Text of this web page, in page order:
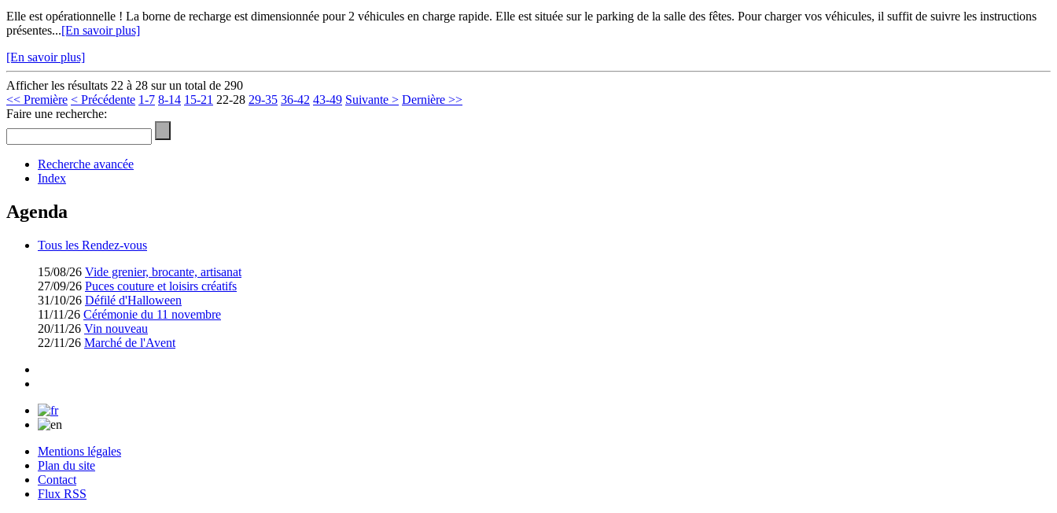
Elle est opérationnelle ! La borne de recharge est dimensionnée pour 2 véhicules en charge rapide. Elle est située sur le parking de la salle des fêtes. Pour charger vos véhicules, il suffit de suivre les instructions
présentes...[En savoir plus]
[En savoir plus]
Afficher les résultats 22 à 28 sur un total de 290
<< Première < Précédente 1-7 8-14 15-21 22-28 29-35 36-42 43-49 Suivante > Dernière >>
Faire une recherche:
Recherche avancée
Index
Agenda
Tous les Rendez-vous
15/08/26 Vide grenier, brocante, artisanat
27/09/26 Puces couture et loisirs créatifs
31/10/26 Défilé d'Halloween
11/11/26 Cérémonie du 11 novembre
20/11/26 Vin nouveau
22/11/26 Marché de l'Avent
Mentions légales
Plan du site
Contact
Flux RSS